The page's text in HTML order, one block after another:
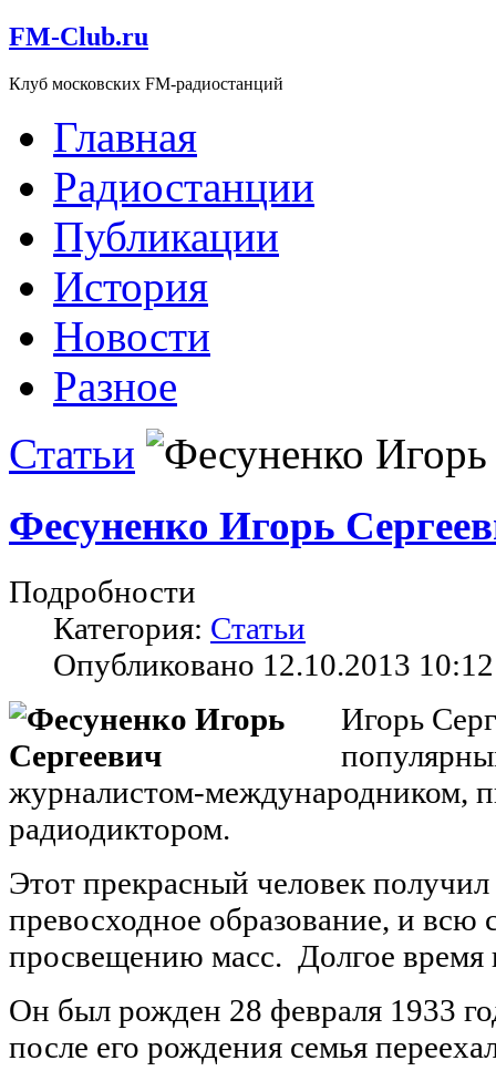
FM-Club.ru
Клуб московских FM-радиостанций
Главная
Радиостанции
Публикации
История
Новости
Разное
Статьи
Фесуненко Игорь
Подробности
Категория: Статьи
Опубликовано 12.10.2013 10:12
Игорь
журналистом-международником,
радиодиктором.
Этот прекрасный человек
превосходное образование, и всю
просвещению масс. Долгое
Он был рожден 28 февраля 1933
после его рождения семья